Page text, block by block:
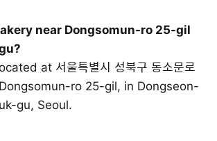
near Dongsomun-ro 25-gil
at 서울특별시 성북구 동소문로
ro 25-gil, in Dongseon-
gu, Seoul.